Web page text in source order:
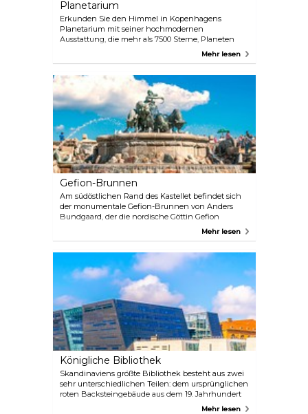
Planetarium
Erkunden Sie den Himmel in Kopenhagens
Planetarium mit seiner hochmodernen
Ausstattung, die mehr als 7500 Sterne, Planeten
Dinosauriern bis zu den Galápagos-Inseln. Die Filme
werden in dänischer Sprache erzählt, aber an der
Kasse sind Kopfhörer für Englisch erhältlich.
Mehr lesen
Gefion-Brunnen
Am südöstlichen Rand des Kastellet befindet sich
der monumentale Gefion-Brunnen von Anders
Bundgaard, der die nordische Göttin Gefion
darstellt, die einige stoische Ochsen lenkt. Der
Brauerei im Jahr 1897 gestiftet.
Mehr lesen
Königliche Bibliothek
Skandinaviens größte Bibliothek besteht aus zwei
sehr unterschiedlichen Teilen: dem ursprünglichen
roten Backsteingebäude aus dem 19. Jahrhundert
und dem aufsehenerregenden Erweiterungsbau
Mehr lesen